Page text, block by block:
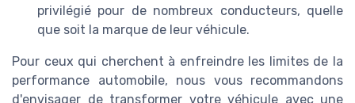
privilégié pour de nombreux conducteurs, quelle
que soit la marque de leur véhicule.
Pour ceux qui cherchent à enfreindre les limites de la
performance automobile, nous vous recommandons
d'envisager de transformer votre véhicule avec une